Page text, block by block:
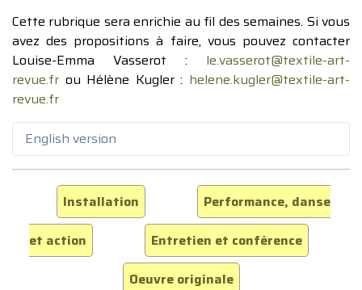
Cette rubrique sera enrichie au fil des semaines. Si vous
avez des propositions à faire, vous pouvez contacter
Louise-Emma Vasserot : le.vasserot@textile-art-
revue.fr ou Hélène Kugler : helene.kugler@textile-art-
revue.fr
English version
Installation
Performance, danse
et action
Entretien et conférence
Oeuvre originale